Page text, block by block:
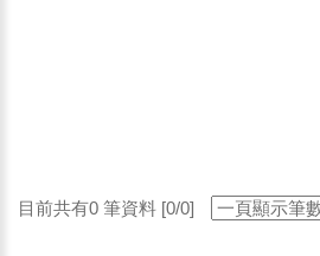
目前共有0 筆資料 [0/0]